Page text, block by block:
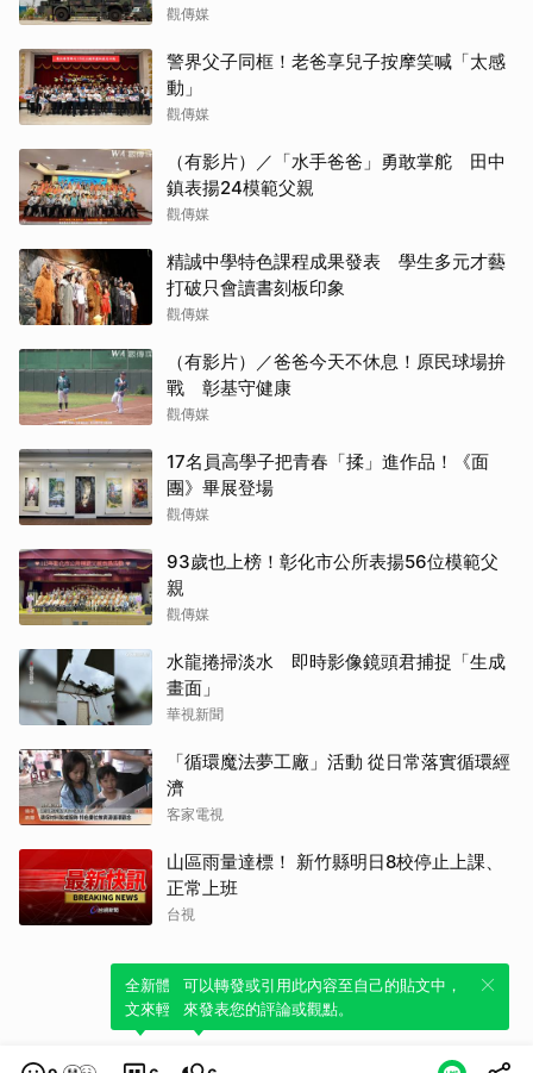
觀傳媒
警界父子同框！老爸享兒子按摩笑喊「太感
動」
觀傳媒
（有影片）／「水手爸爸」勇敢掌舵 田中
鎮表揚24模範父親
觀傳媒
精誠中學特色課程成果發表 學生多元才藝
打破只會讀書刻板印象
觀傳媒
（有影片）／爸爸今天不休息！原民球場拚
戰 彰基守健康
觀傳媒
17名員高學子把青春「揉」進作品！《面
團》畢展登場
觀傳媒
93歲也上榜！彰化市公所表揚56位模範父
親
觀傳媒
水龍捲掃淡水 即時影像鏡頭君捕捉「生成
畫面」
華視新聞
「循環魔法夢工廠」活動 從日常落實循環經
濟
客家電視
山區雨量達標！ 新竹縣明日8校停止上課、
正常上班
台視
全新體驗！一鍵引用此內容，透過發布貼
文來輕鬆表達個人立場。
可以轉發或引用此內容至自己的貼文中，
來發表您的評論或觀點。